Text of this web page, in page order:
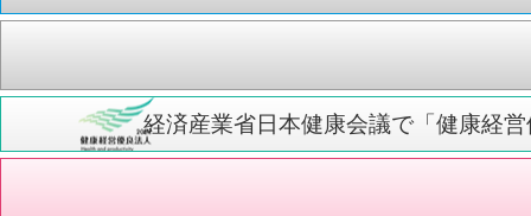
経済産業省日本健康会議で「健康経